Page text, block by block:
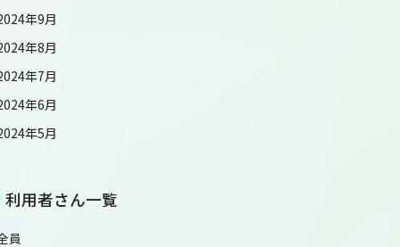
年9月
年8月
年7月
年6月
年5月
利用者さん一覧
員